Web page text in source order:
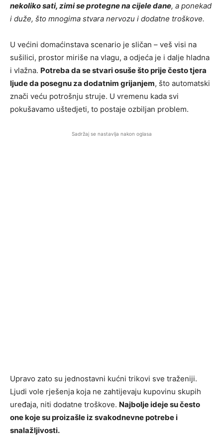
nekoliko sati, zimi se protegne na cijele dane, a ponekad
i duže, što mnogima stvara nervozu i dodatne troškove.
U većini domaćinstava scenario je sličan – veš visi na
sušilici, prostor miriše na vlagu, a odjeća je i dalje hladna
i vlažna. Potreba da se stvari osuše što prije često tjera
ljude da posegnu za dodatnim grijanjem, što automatski
znači veću potrošnju struje. U vremenu kada svi
pokušavamo uštedjeti, to postaje ozbiljan problem.
Sadržaj se nastavlja nakon oglasa
Upravo zato su jednostavni kućni trikovi sve traženiji.
Ljudi vole rješenja koja ne zahtijevaju kupovinu skupih
uređaja, niti dodatne troškove. Najbolje ideje su često
one koje su proizašle iz svakodnevne potrebe i
snalažljivosti.